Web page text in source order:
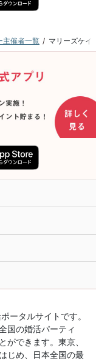
主催者一覧 マリーズケイ
ータルサイトです。
国の婚活パーティ
ができます。東京、
じめ、日本全国の最